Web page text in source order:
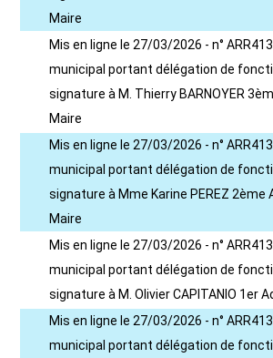
Maire
Mis en ligne le 27/03/2026 - n°
municipal portant délégation de
signature à M. Thierry BARNOYER
Maire
Mis en ligne le 27/03/2026 - n°
municipal portant délégation de
signature à Mme Karine PEREZ 2ème
Maire
Mis en ligne le 27/03/2026 - n°
municipal portant délégation de
signature à M. Olivier CAPITANIO 1er
Mis en ligne le 27/03/2026 - n°
municipal portant délégation de